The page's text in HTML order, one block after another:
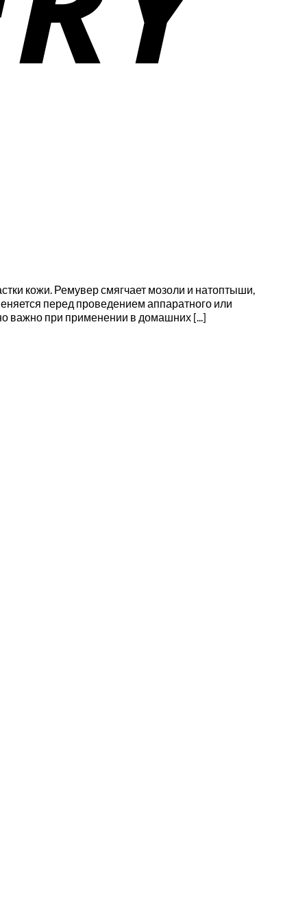
кожи. Ремувер смягчает мозоли и натоптыши,
перед проведением аппаратного или
важно при применении в домашних [...]